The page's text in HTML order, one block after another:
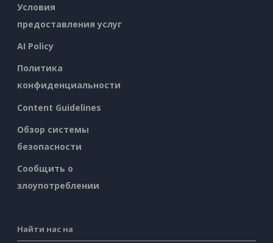
Условия
предоставления услуг
AI Policy
Политика
конфиденциальности
Content Guidelines
Обзор системы
безопасности
Сообщить о
злоупотреблении
Найти нас на